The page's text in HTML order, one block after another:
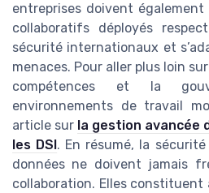
entreprises doivent également
collaboratifs déployés
sécurité internationaux et
menaces. Pour aller plus loin
compétences et la
environnements de travail
article sur la gestion avancée
les DSI . En résumé, la
données ne doivent jamais
collaboration. Elles constituent